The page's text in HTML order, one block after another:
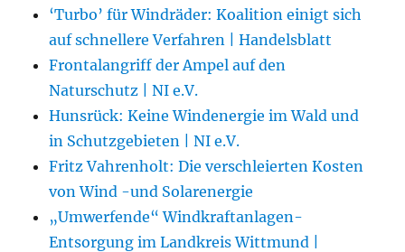
‘Turbo’ für Windräder: Koalition einigt sich
auf schnellere Verfahren | Handelsblatt
Frontalangriff der Ampel auf den
Naturschutz | NI e.V.
Hunsrück: Keine Windenergie im Wald und
in Schutzgebieten | NI e.V.
Fritz Vahrenholt: Die verschleierten Kosten
von Wind -und Solarenergie
„Umwerfende“ Windkraftanlagen-
Entsorgung im Landkreis Wittmund |